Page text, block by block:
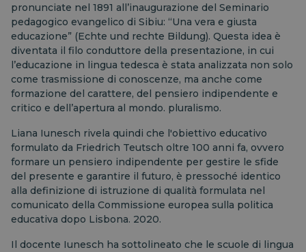
pronunciate nel 1891 all’inaugurazione del Seminario
pedagogico evangelico di Sibiu: “Una vera e giusta
educazione” (Echte und rechte Bildung). Questa idea è
diventata il filo conduttore della presentazione, in cui
l’educazione in lingua tedesca è stata analizzata non solo
come trasmissione di conoscenze, ma anche come
formazione del carattere, del pensiero indipendente e
critico e dell’apertura al mondo. pluralismo.
Liana Iunesch rivela quindi che l'obiettivo educativo
formulato da Friedrich Teutsch oltre 100 anni fa, ovvero
formare un pensiero indipendente per gestire le sfide
del presente e garantire il futuro, è pressoché identico
alla definizione di istruzione di qualità formulata nel
comunicato della Commissione europea sulla politica
educativa dopo Lisbona. 2020.
Il docente Iunesch ha sottolineato che le scuole di lingua